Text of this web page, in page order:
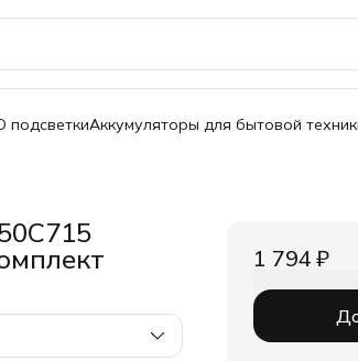
подсветкиАккумуляторы для бытовой
1 794 ₽